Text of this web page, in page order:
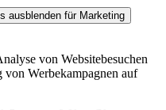
ausblenden für Marketing
von Websitebesuchen
Werbekampagnen auf